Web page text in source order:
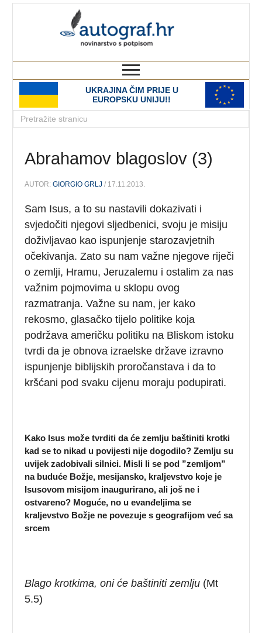
UKRAJINA ČIM PRIJE U
EUROPSKU UNIJU!!
Abrahamov blagoslov (3)
AUTOR:GIORGIO GRLJ / 17.11.2013.
Sam Isus, a to su nastavili dokazivati i
svjedočiti njegovi sljedbenici, svoju je misiju
doživljavao kao ispunjenje starozavjetnih
očekivanja. Zato su nam važne njegove riječi
o zemlji, Hramu, Jeruzalemu i ostalim za nas
važnim pojmovima u sklopu ovog
razmatranja. Važne su nam, jer kako
rekosmo, glasačko tijelo politike koja
podržava američku politiku na Bliskom istoku
tvrdi da je obnova izraelske države izravno
ispunjenje biblijskih proročanstava i da to
kršćani pod svaku cijenu moraju podupirati.
Kako Isus može tvrditi da će zemlju baštiniti krotki
kad se to nikad u povijesti nije dogodilo? Zemlju su
uvijek zadobivali silnici. Misli li se pod ”zemljom”
na buduće Božje, mesijansko, kraljevstvo koje je
Isusovom misijom inaugurirano, ali još ne i
ostvareno? Moguće, no u evanđeljima se
kraljevstvo Božje ne povezuje s geografijom već sa
srcem
Blago krotkima, oni će baštiniti zemlju (Mt
5.5)